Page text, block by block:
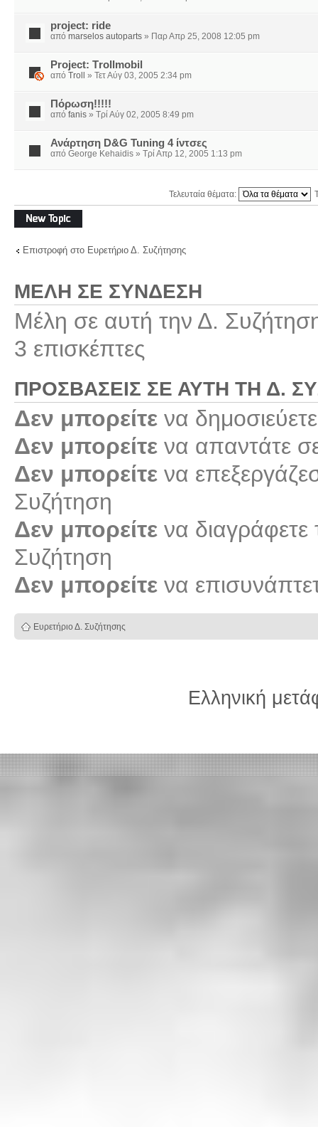
project: ride
από marselos autoparts » Παρ Απρ 25, 2008 12:05 pm
Project: Τrollmobil
από Troll » Τετ Αύγ 03, 2005 2:34 pm
Πόρωση!!!!!
από fanis » Τρί Αύγ 02, 2005 8:49 pm
Ανάρτηση D&G Tuning 4 ίντσες
από George Kehaidis » Τρί Απρ 12, 2005 1:13 pm
Τελευταία θέματα:
Δημιουργία νέου
θέματος
Επιστροφή στο Ευρετήριο Δ. Συζήτησης
ΜΈΛΗ ΣΕ ΣΎΝΔΕΣΗ
Μέλη σε αυτή την Δ.
3 επισκέπτες
ΠΡΟΣΒΆΣΕΙΣ ΣΕ ΑΥΤΉ ΤΗ Δ.
Δεν μπορείτε να
Δεν μπορείτε να απαντάτε
Δεν μπορείτε να
Συζήτηση
Δεν μπορείτε να διαγράφετε
Συζήτηση
Δεν μπορείτε να
Ευρετήριο Δ. Συζήτησης
Ελληνική